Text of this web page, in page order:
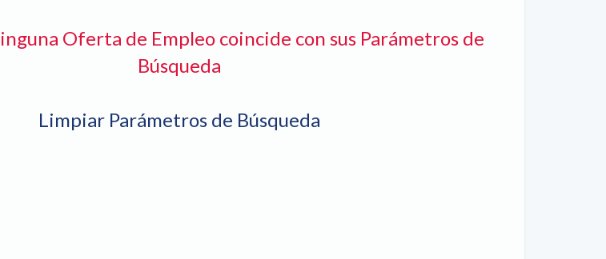
Oferta de Empleo coincide con sus Parámetros de
Búsqueda
Limpiar Parámetros de Búsqueda